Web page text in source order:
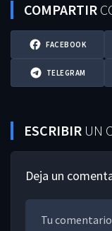
COMPARTIR
FACEBOOK
TELEGRAM
ESCRIBIR UN
Deja un